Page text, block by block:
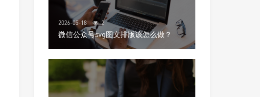
2026-05-18 2
微信公众号svg图文排版该怎么做？